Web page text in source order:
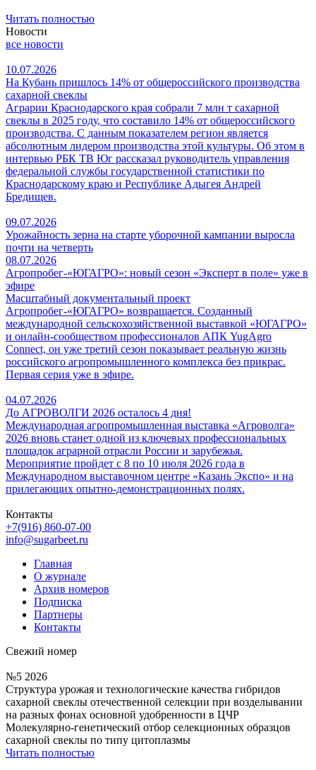
Читать полностью
Новости
все новости
10.07.2026
На Кубань пришлось 14% от общероссийского производства
сахарной свеклы
Аграрии Краснодарского края собрали 7 млн т сахарной
свеклы в 2025 году, что составило 14% от общероссийского
производства. С данным показателем регион является
абсолютным лидером производства этой культуры. Об этом в
интервью РБК ТВ Юг рассказал руководитель управления
федеральной службы государственной статистики по
Краснодарскому краю и Республике Адыгея Андрей
Бредищев.
09.07.2026
Урожайность зерна на старте уборочной кампании выросла
почти на четверть
08.07.2026
Агропробег-«ЮГАГРО»: новый сезон «Эксперт в поле» уже в
эфире
Масштабный документальный проект
Агропробег-«ЮГАГРО» возвращается. Созданный
международной сельскохозяйственной выставкой «ЮГАГРО»
и онлайн-сообществом профессионалов АПК YugAgro
Connect, он уже третий сезон показывает реальную жизнь
российского агропромышленного комплекса без прикрас.
Первая серия уже в эфире.
04.07.2026
До АГРОВОЛГИ 2026 осталось 4 дня!
Международная агропромышленная выставка «Агроволга»
2026 вновь станет одной из ключевых профессиональных
площадок аграрной отрасли России и зарубежья.
Мероприятие пройдет с 8 по 10 июля 2026 года в
Международном выставочном центре «Казань Экспо» и на
прилегающих опытно-демонстрационных полях.
Контакты
+7(916) 860-07-00
info@sugarbeet.ru
Главная
О журнале
Архив номеров
Подписка
Партнеры
Контакты
Свежий номер
№5 2026
Структура урожая и технологические качества гибридов
сахарной свеклы отечественной селекции при возделывании
на разных фонах основной удобренности в ЦЧР
Молекулярно-генетический отбор селекционных образцов
сахарной свеклы по типу цитоплазмы
Читать полностью